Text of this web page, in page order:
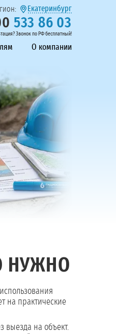
Екатеринбург
533 86 03
Звонок по РФ бесплатный!
О компании
НУЖНО
на практические
выезда на объект.